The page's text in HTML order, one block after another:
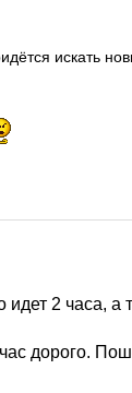
искать
идет 2 часа,
дорого.